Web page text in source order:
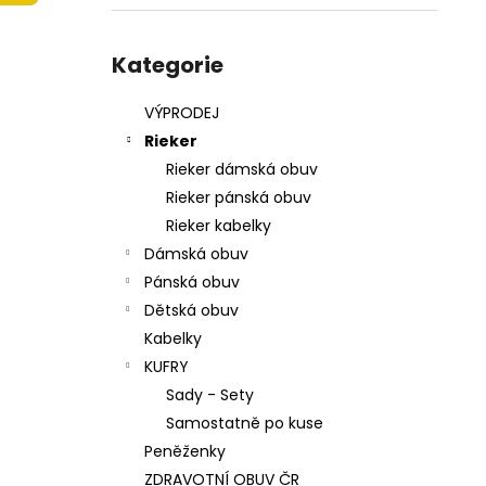
kategorie
Kategorie
VÝPRODEJ
Rieker
Rieker dámská obuv
Rieker pánská obuv
Rieker kabelky
Dámská obuv
Pánská obuv
Dětská obuv
Kabelky
KUFRY
Sady - Sety
Samostatně po kuse
Peněženky
ZDRAVOTNÍ OBUV ČR
699 Kč